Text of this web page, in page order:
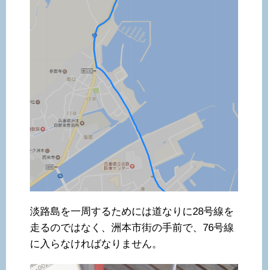
淡路島を一周するためには道なりに28号線を
走るのではなく、洲本市街の手前で、76号線
に入らなければなりません。